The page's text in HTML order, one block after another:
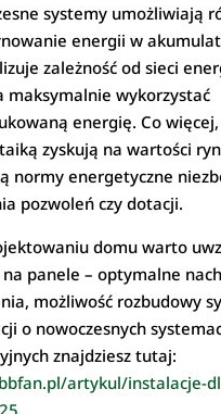
systemy umożliwiają
energii w
zależność od sieci
maksymalnie wykorzystać
energię. Co
zyskują na wartości
normy energetyczne
pozwoleń czy dotacji.
domu warto
panele – optymalne
możliwość rozbudowy
o nowoczesnych
znajdziesz tutaj:
artykul/instalacje-